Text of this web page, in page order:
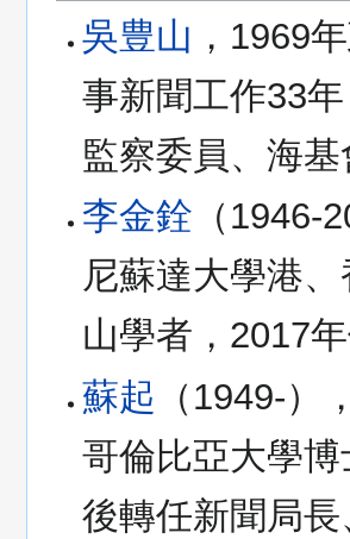
吳豊山 ，1969
事新聞工作33
監察委員、海
李金銓 （
尼蘇達大學港
山學者，2017
蘇起 （1949-
哥倫比亞大學
後轉任新聞局